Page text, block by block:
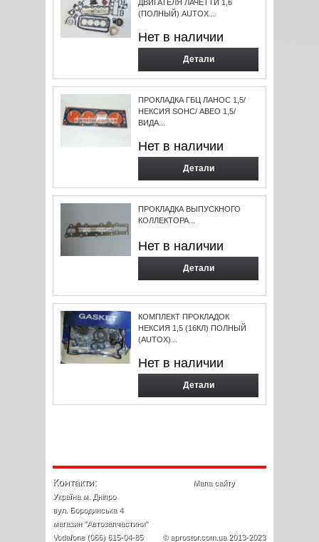
ДВИГАТЕЛЯ ЛАЧЕТТИ 1,6
(ПОЛНЫЙ) AUTOX...
Нет в наличии
Детали
ПРОКЛАДКА ГБЦ ЛАНОС 1,5/
НЕКСИЯ SOHC/ АВЕО 1,5/
ВИДА...
Нет в наличии
Детали
ПРОКЛАДКА ВЫПУСКНОГО
КОЛЛЕКТОРА...
Нет в наличии
Детали
КОМПЛЕКТ ПРОКЛАДОК
НЕКСИЯ 1,5 (16КЛ) ПОЛНЫЙ
(AUTOX)...
Нет в наличии
Детали
Контакти:
Україна м. Дніпро
вул. Бородинська 4
магазин "Автозапчастини"
Vodafone (066) 615-04-85
Мапа сайту
© aprostor.com.ua 2013-2023